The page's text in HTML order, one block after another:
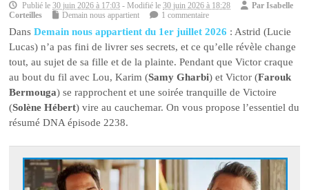
Publié le30 juin 2026 à 17:03 - Modifié le30 juin 2026 à 18:28 ParIsabelle
Corteilles
Demain nous appartient 1 commentaire
DansDemain nous appartient du 1er juillet 2026 : Astrid (Lucie
Lucas) n’a pas fini de livrer ses secrets, et ce qu’elle révèle change
tout, au sujet de sa fille et de la plainte. Pendant que Victor craque
au bout du fil avec Lou, Karim (Samy Gharbi) et Victor (Farouk
Bermouga) se rapprochent et une soirée tranquille de Victoire
(Solène Hébert) vire au cauchemar. On vous propose l’essentiel du
résumé DNA épisode 2238.